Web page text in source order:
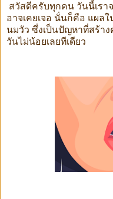
สวัสดีครับทุกคน วันนี้เร
อาจเคยเจอ นั่นก็คือ แผล
นมวัว ซึ่งเป็นปัญหาที่สร้า
วันไม่น้อยเลยทีเดียว